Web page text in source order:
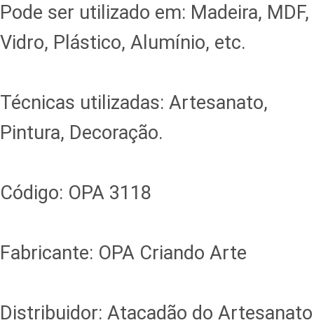
Pode ser utilizado em: Madeira, MDF,
Vidro, Plástico, Alumínio, etc.
Técnicas utilizadas: Artesanato,
Pintura, Decoração.
Código: OPA 3118
Fabricante: OPA Criando Arte
Distribuidor: Atacadão do Artesanato